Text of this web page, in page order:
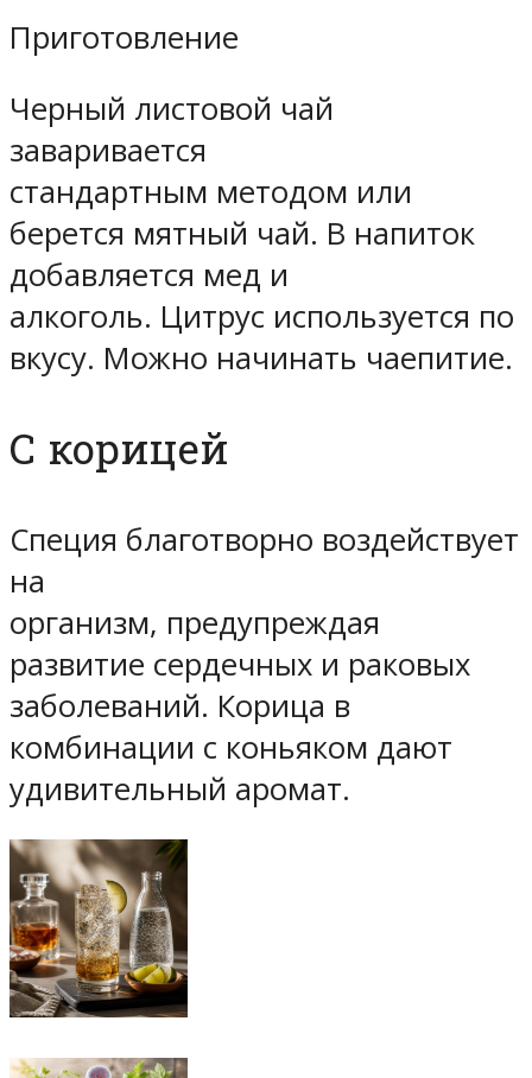
Приготовление
Черный листовой чай
заваривается
стандартным методом или
берется мятный чай. В напиток
добавляется мед и
алкоголь. Цитрус используется по
вкусу. Можно начинать чаепитие.
С корицей
Специя благотворно воздействует
на
организм, предупреждая
развитие сердечных и раковых
заболеваний. Корица в
комбинации с коньяком дают
удивительный аромат.